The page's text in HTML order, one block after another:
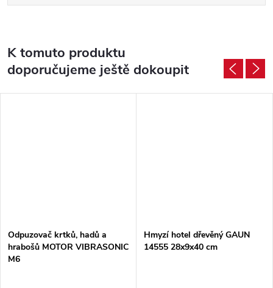
K tomuto produktu
doporučujeme ještě dokoupit
Odpuzovač krtků, hadů a
hrabošů MOTOR VIBRASONIC
M6
Hmyzí hotel dřevěný GAUN
14555 28x9x40 cm